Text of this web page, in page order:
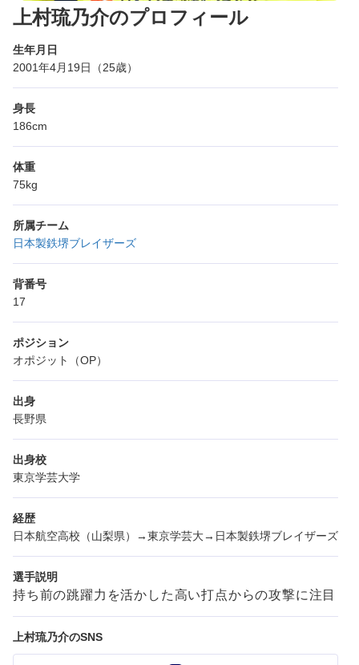
上村琉乃介のプロフィール
生年月日
2001年4月19日（25歳）
身長
186cm
体重
75kg
所属チーム
日本製鉄堺ブレイザーズ
背番号
17
ポジション
オポジット（OP）
出身
長野県
出身校
東京学芸大学
経歴
日本航空高校（山梨県）→東京学芸大→日本製鉄堺ブレイザーズ
選手説明
持ち前の跳躍力を活かした高い打点からの攻撃に注目
上村琉乃介のSNS